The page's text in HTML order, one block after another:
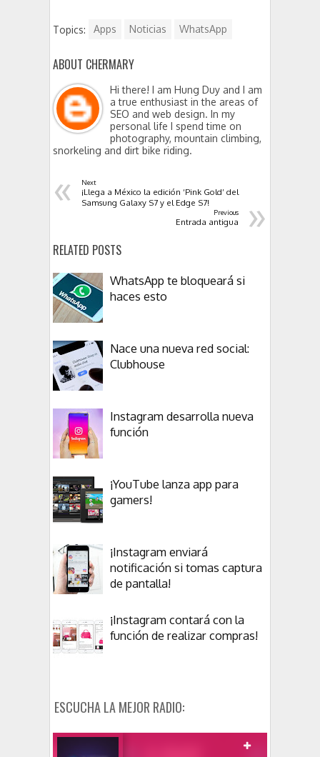
Topics: Apps Noticias WhatsApp
ABOUT CHERMARY
Hi there! I am Hung Duy and I am
a true enthusiast in the areas of
SEO and web design. In my
personal life I spend time on
photography, mountain climbing,
snorkeling and dirt bike riding.
« Next
¡Llega a México la edición ‘Pink Gold’ del
Samsung Galaxy S7 y el Edge S7!
»
Previous
Entrada antigua
RELATED POSTS
WhatsApp te bloqueará si
haces esto
Nace una nueva red social:
Clubhouse
Instagram desarrolla nueva
función
¡YouTube lanza app para
gamers!
¡Instagram enviará
notificación si tomas captura
de pantalla!
¡Instagram contará con la
función de realizar compras!
ESCUCHA LA MEJOR RADIO: